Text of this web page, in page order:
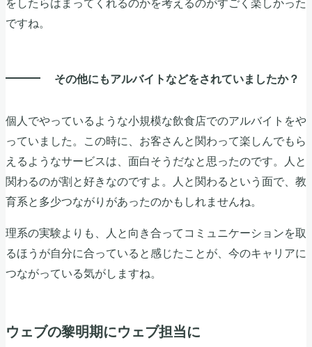
ですね。
その他にもアルバイトなどをされていましたか？
個人でやっているような小規模な飲食店でのアルバイトをや
っていました。この時に、お客さんと関わって楽しんでもら
えるようなサービスは、面白そうだなと思ったのです。人と
関わるのが割と好きなのですよ。人と関わるという面で、教
育系と多少つながりがあったのかもしれませんね。
理系の実験よりも、人と向き合ってコミュニケーションを取
るほうが自分に合っていると感じたことが、今のキャリアに
つながっている気がしますね。
ウェブの黎明期にウェブ担当に